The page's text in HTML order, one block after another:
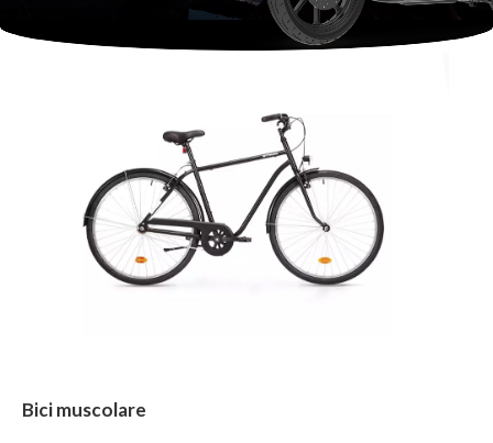
Bici muscolare